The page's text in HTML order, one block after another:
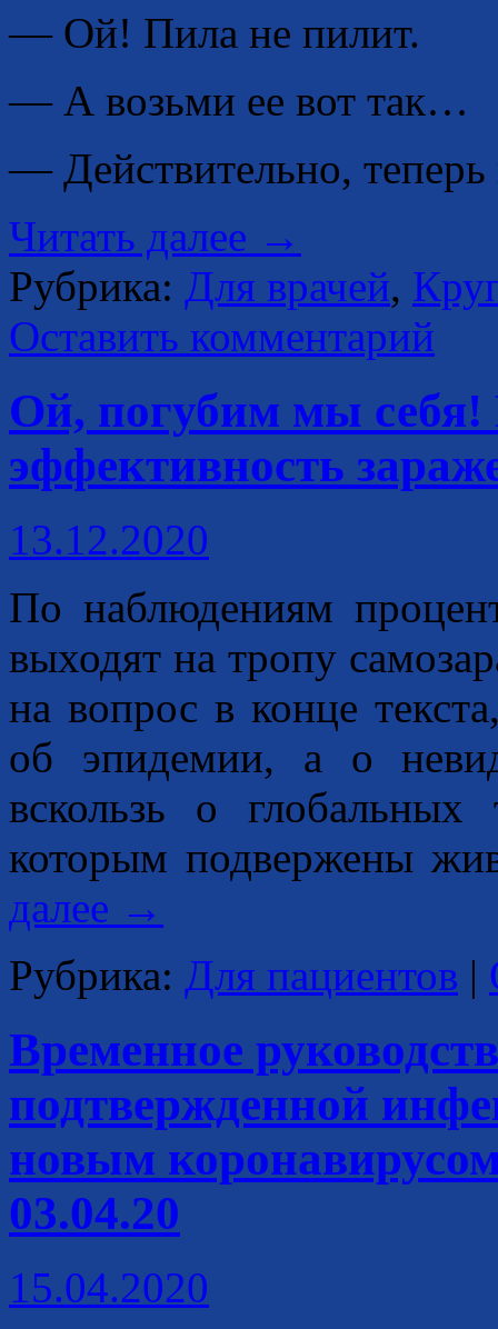
— Ой! Пила не пилит.
— А возьми ее вот так…
— Действительно,
Читать далее →
Рубрика: Для врачей,
Оставить комментарий
Ой, погубим мы
эффективность
13.12.2020
По наблюдениям
выходят на тропу
на вопрос в конце
об эпидемии, а о
вскользь о глобальных
которым подвержены
далее →
Рубрика: Для пациентов |
Временное
подтвержденной
новым
03.04.20
15.04.2020